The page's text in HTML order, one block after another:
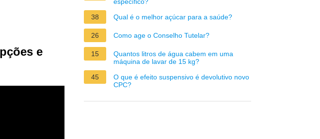
e
38
Qual é o melhor açúcar para a saúde?
26 Como age o Conselho Tutelar?
15
Quantos litros de água cabem em uma
máquina de lavar de 15 kg?
45
O que é efeito suspensivo é devolutivo novo
CPC?